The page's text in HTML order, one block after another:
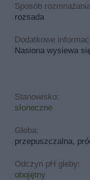
Sposób
rozsada
Dodatkowe
Nasiona wysiewa
Stanowisko:
słoneczne
Gleba:
przepuszczalna,
Odczyn pH gleby:
obojętny